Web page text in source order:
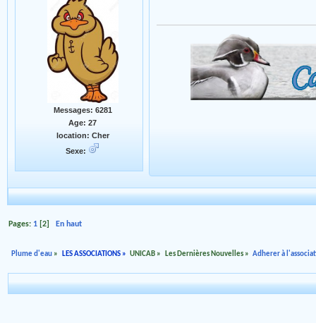
Messages: 6281
Age: 27
location: Cher
Sexe:
Pages: 1 [2] En haut
Plume d'eau » LES ASSOCIATIONS» UNICAB » Les Dernières Nouvelles» Adherer à